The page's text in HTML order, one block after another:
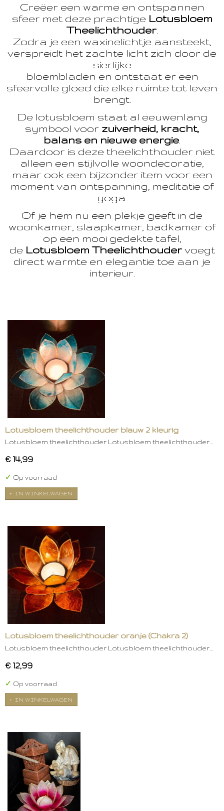
Creëer een warme en ontspannen
sfeer met deze prachtige Lotusbloem
Theelichthouder.
Zodra je een waxinelichtje aansteekt,
verspreidt het zachte licht zich door de
sierlijke
bloembladen en ontstaat er een
sfeervolle gloed die elke ruimte tot leven
brengt.
De lotusbloem staat al eeuwenlang
symbool voor zuiverheid, kracht,
balans en nieuwe energie
Daardoor is deze theelichthouder niet
alleen een stijlvolle woondecoratie,
maar ook een bijzonder item voor een
moment van ontspanning, meditatie of
yoga.
Of je hem nu een plekje geeft in de
woonkamer, slaapkamer, badkamer of
op een mooi gedekte tafel,
de Lotusbloem Theelichthoudervoegt
direct warmte en elegantie toe aan je
interieur.
Lotusbloem theelichthouder blauw 2 kleurig
Lotusbloem theelichthouder Lotusbloem theelichthouder…
€ 14,99
✓ Op voorraad
IN WINKELWAGEN
Lotusbloem theelichthouder oranje (Chakra 2)
Lotusbloem theelichthouder Lotusbloem theelichthouder…
€ 12,99
✓ Op voorraad
IN WINKELWAGEN